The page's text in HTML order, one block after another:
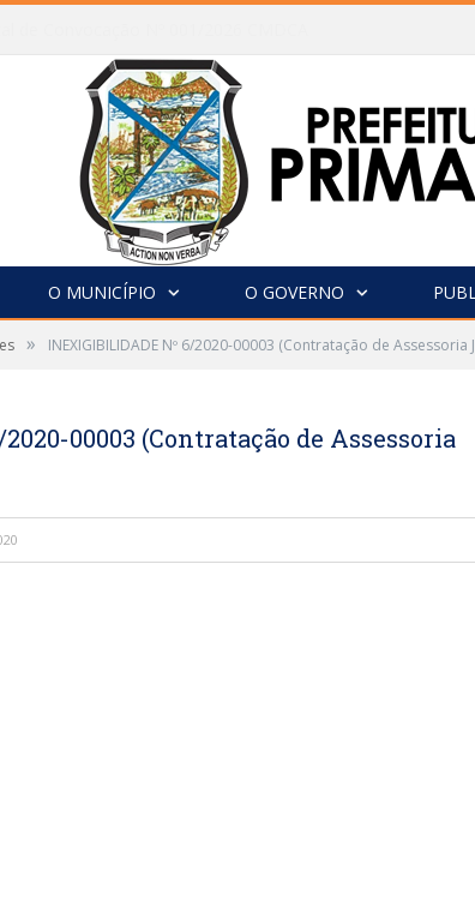
O MUNICÍPIO O GOVERNO
» INEXIGIBILIDADE Nº 6/2020-00003 (Contratação de Assessoria
00003 (Contratação de Assessoria